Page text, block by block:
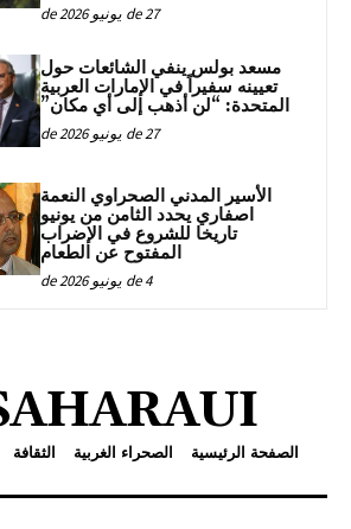
27 de يونيو de 2026
مسعد بولس ينفي الشائعات حول
تعيينه سفيراً في الإمارات العربية
المتحدة: “لن أذهب إلى أي مكان”
27 de يونيو de 2026
الأسير المدني الصحراوي النعمة
اصفاري يحدد الثامن من يونيو
تاريخا للشروع في الإضراب
المفتوح عن الطعام
4 de يونيو de 2026
الصفحة الرئيسية الصحراء الغربية الثقافة